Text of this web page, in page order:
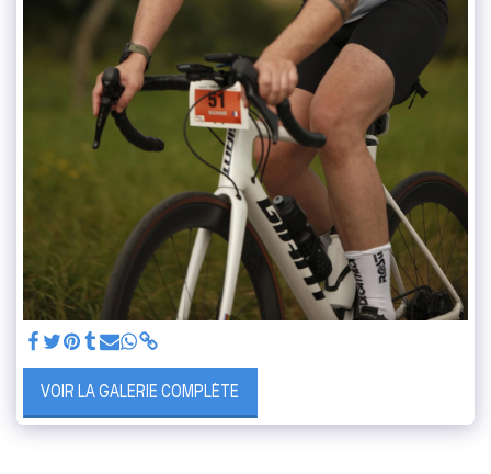
VOIR LA GALERIE COMPLÈTE